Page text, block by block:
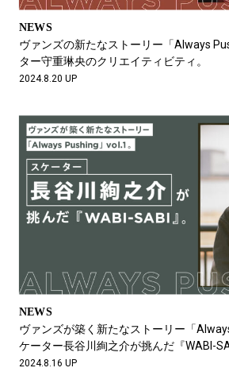
NEWS
ヴァンズの新たなストーリー「Always
ター守重琳央のクリエイティビティ。
2024.8.20 UP
NEWS
ヴァンズが築く新たなストーリー「
ケーター長谷川絢之介が挑んだ『WABI-
2024.8.16 UP